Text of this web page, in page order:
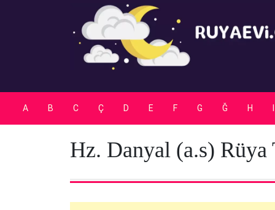
A B C Ç D E F G Ğ H
Hz. Danyal (a.s) Rüya